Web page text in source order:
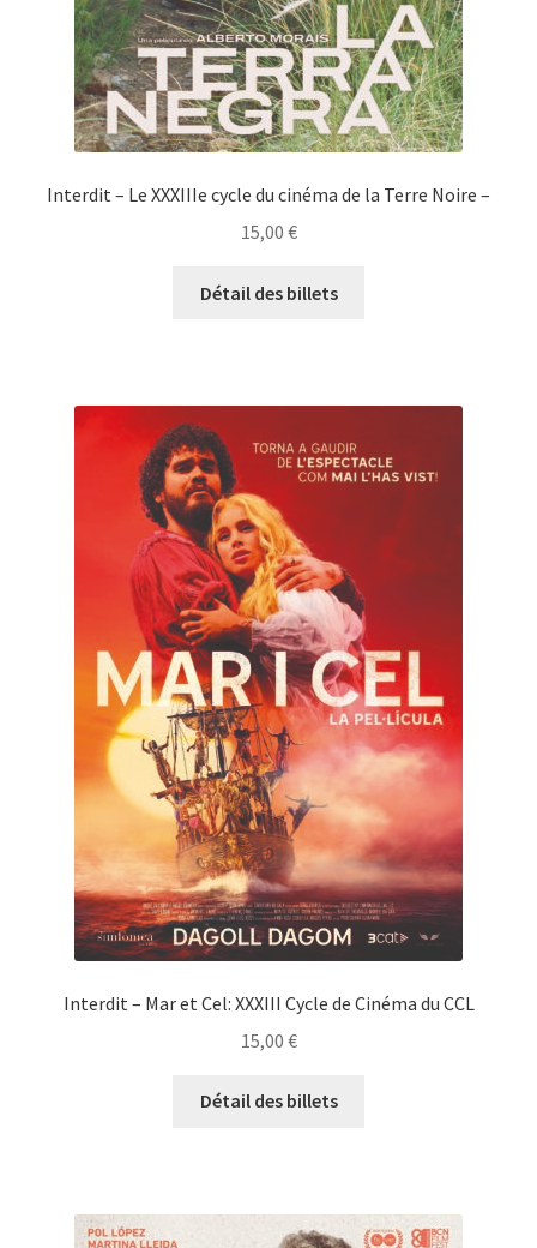
Interdit – Le XXXIIIe cycle du cinéma de la Terre Noire –
15,00 €
Détail des billets
Interdit – Mar et Cel: XXXIII Cycle de Cinéma du CCL
15,00 €
Détail des billets